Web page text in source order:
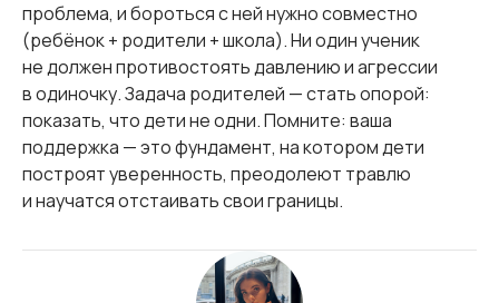
проблема, и бороться с ней нужно совместно
(ребёнок + родители + школа). Ни один ученик
не должен противостоять давлению и агрессии
в одиночку. Задача родителей — стать опорой:
показать, что дети не одни. Помните: ваша
поддержка — это фундамент, на котором дети
построят уверенность, преодолеют травлю
и научатся отстаивать свои границы.